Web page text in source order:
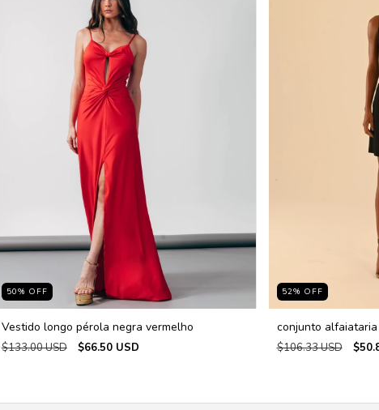
50% OFF
Vestido longo pérola negra vermelho
$133.00 USD $66.50 USD
52% OFF
conjunto
$106.33 USD